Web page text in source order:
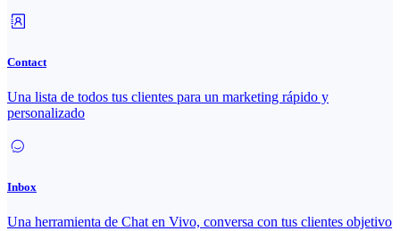
Contact
Una lista de todos tus clientes para un marketing rápido y
personalizado
Inbox
Una herramienta de Chat en Vivo, conversa con tus clientes objetivo